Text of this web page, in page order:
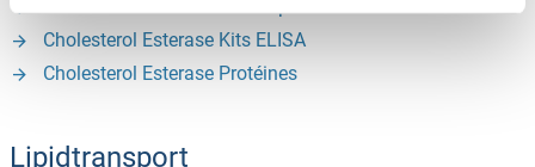
Cholesterol Esterase Kits ELISA
Cholesterol Esterase Protéines
Lipidtransport